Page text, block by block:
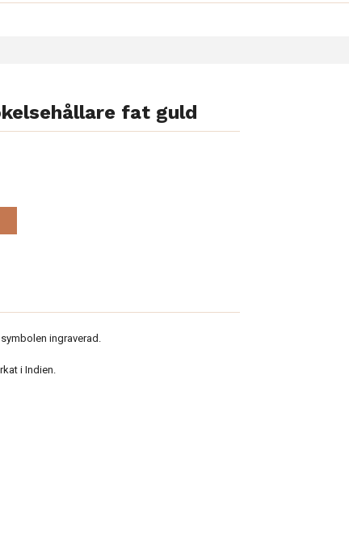
fat guld
ingraverad.
i Indien.